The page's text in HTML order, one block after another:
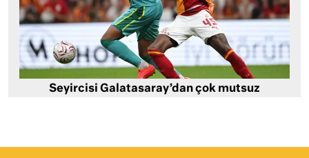
Seyircisi Galatasaray’dan çok mutsuz